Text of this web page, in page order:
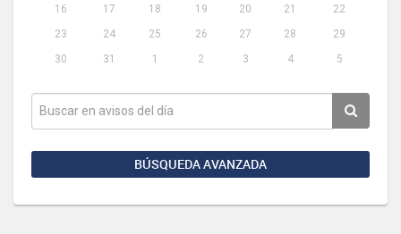
16
17 18 19 20 21
22
23
24 25 26 27 28
29
30
31 1 2 3 4 5
BÚSQUEDA AVANZADA